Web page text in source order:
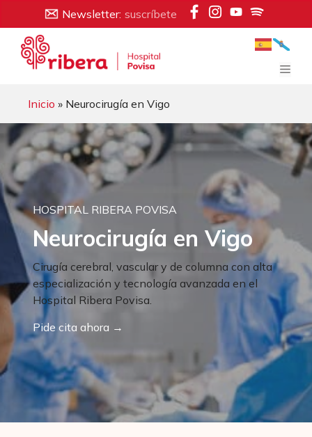
al
contenido
Inicio » Neurocirugía en Vigo
HOSPITAL RIBERA POVISA
Neurocirugía en Vigo
Cirugía cerebral, vascular y de columna con alta
especialización y tecnología avanzada en el
Hospital Ribera Povisa.
Pide cita ahora →
Newsletter: suscríbete